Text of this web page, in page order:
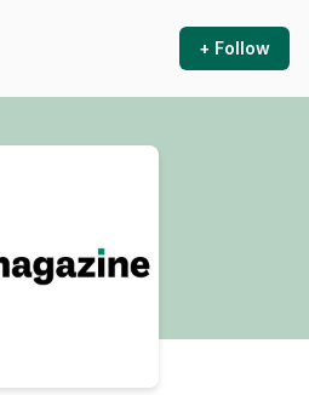
+ Follow